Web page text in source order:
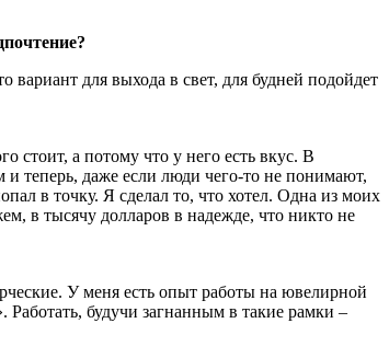
вариант для выхода в свет, для будней подойдет
стоит, а потому что у него есть вкус. В
и теперь, даже если люди чего-то не понимают,
в точку. Я сделал то, что хотел. Одна из моих
в тысячу долларов в надежде, что никто не
У меня есть опыт работы на ювелирной
будучи загнанным в такие рамки –